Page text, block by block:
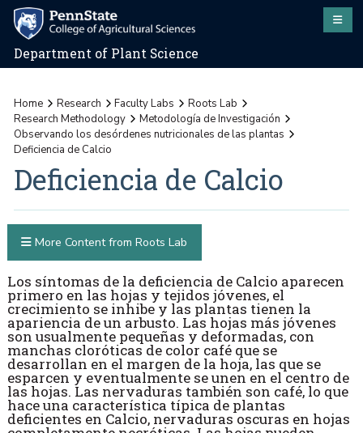
Department of Plant Science
Home Research Faculty Labs
Roots Lab
Research Methodology
Metodología de Investigación
Observando los desórdenes nutricionales de las plantas
Deficiencia de Calcio
Deficiencia de Calcio
Los síntomas de la deficiencia de Calcio aparecen
primero en las hojas y tejidos jóvenes, el
crecimiento se inhibe y las plantas tienen la
apariencia de un arbusto. Las hojas más jóvenes
son usualmente pequeñas y deformadas, con
manchas cloróticas de color café que se
desarrollan en el margen de la hoja, las que se
esparcen y eventualmente se unen en el centro de
las hojas. Las nervaduras también son café, lo que
hace una característica típica de plantas
deficientes en Calcio, nervaduras oscuras en hojas
More Content from Roots Lab